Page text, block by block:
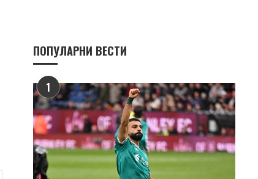
ПОПУЛАРНИ ВЕСТИ
1